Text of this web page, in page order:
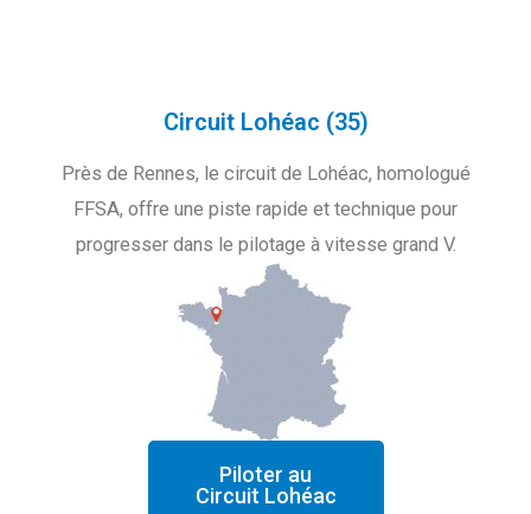
Circuit Lohéac (35)
Près de Rennes, le circuit de Lohéac, homologué
FFSA, offre une piste rapide et technique pour
progresser dans le pilotage à vitesse grand V.
Piloter au
Circuit Lohéac